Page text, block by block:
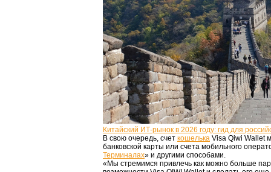
Китайский ИТ-рынок в 2026 году: гид для
В свою очередь, счет кошелька Visa Qiwi Wallet
банковской карты или счета мобильного
Терминалах» и другими способами.
«Мы стремимся привлечь как можно больше